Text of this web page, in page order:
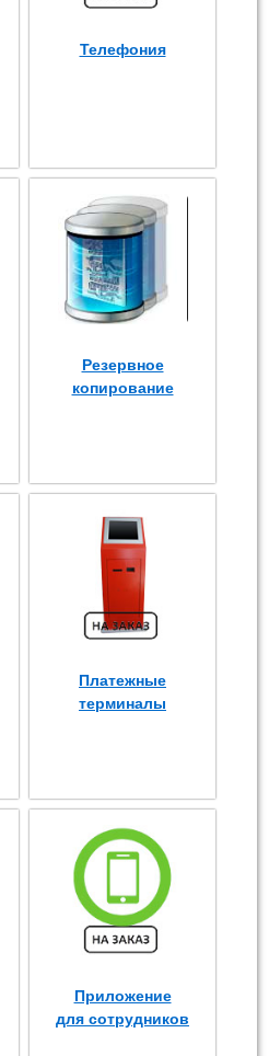
Телефония
Резервное
копирование
Платежные
терминалы
Приложение
для сотрудников